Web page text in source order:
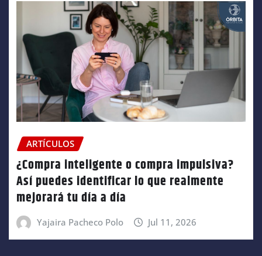
ARTÍCULOS
¿Compra inteligente o compra impulsiva?
Así puedes identificar lo que realmente
mejorará tu día a día
Yajaira Pacheco Polo Jul 11, 2026